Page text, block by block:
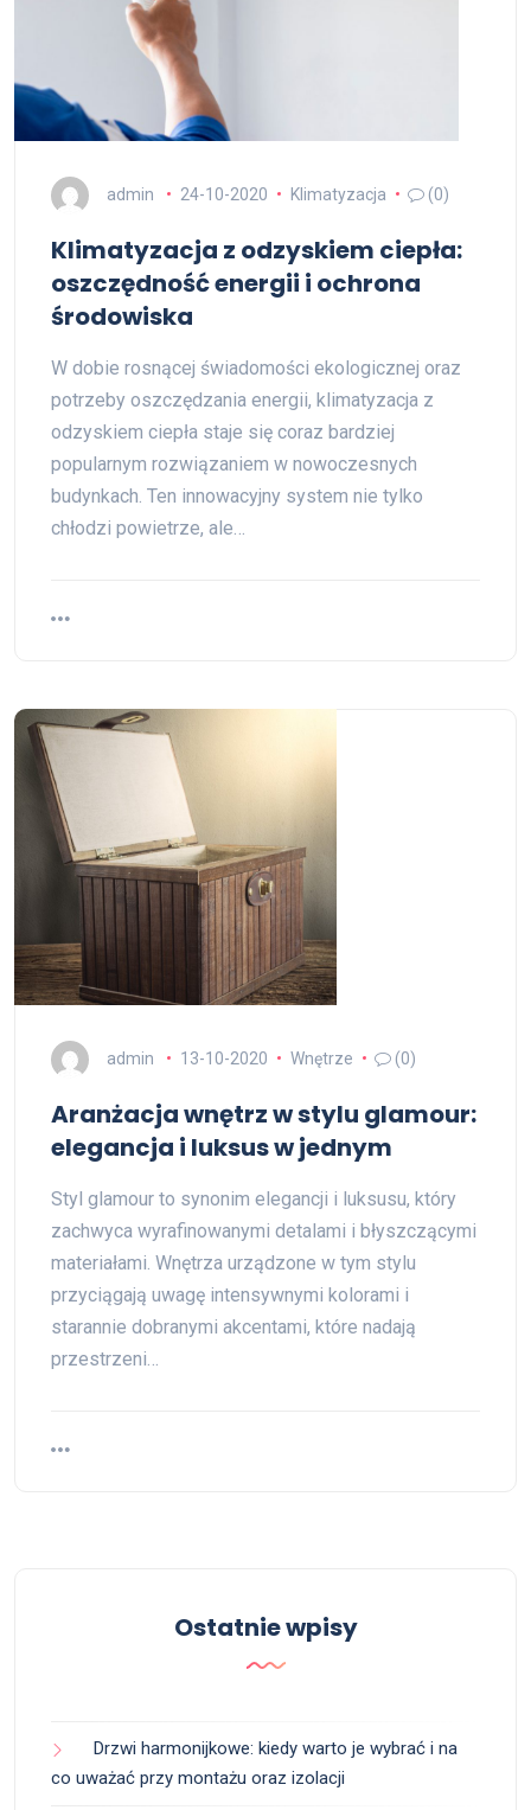
admin 24-10-2020 Klimatyzacja (0)
Klimatyzacja z odzyskiem ciepła:
oszczędność energii i ochrona
środowiska
W dobie rosnącej świadomości ekologicznej oraz
potrzeby oszczędzania energii, klimatyzacja z
odzyskiem ciepła staje się coraz bardziej
popularnym rozwiązaniem w nowoczesnych
budynkach. Ten innowacyjny system nie tylko
chłodzi powietrze, ale…
admin 13-10-2020 Wnętrze (0)
Aranżacja wnętrz w stylu glamour:
elegancja i luksus w jednym
Styl glamour to synonim elegancji i luksusu, który
zachwyca wyrafinowanymi detalami i błyszczącymi
materiałami. Wnętrza urządzone w tym stylu
przyciągają uwagę intensywnymi kolorami i
starannie dobranymi akcentami, które nadają
przestrzeni…
Ostatnie wpisy
Drzwi harmonijkowe: kiedy warto je wybrać i na
co uważać przy montażu oraz izolacji